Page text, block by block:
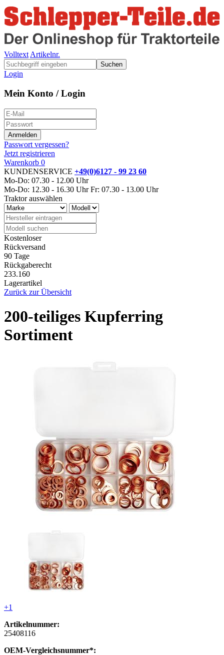
Volltext Artikelnr.
Suchen
Login
Mein Konto / Login
Passwort vergessen?
Jetzt registrieren
Warenkorb 0
KUNDENSERVICE +49(0)6127 - 99 23 60
Mo-Do: 07.30 - 12.00 Uhr
Mo-Do: 12.30 - 16.30 Uhr Fr: 07.30 - 13.00 Uhr
Traktor auswählen
Kostenloser
Rückversand
90 Tage
Rückgaberecht
233.160
Lagerartikel
Zurück zur Übersicht
200-teiliges Kupferring
Sortiment
+1
Artikelnummer:
25408116
OEM-Vergleichsnummer*: